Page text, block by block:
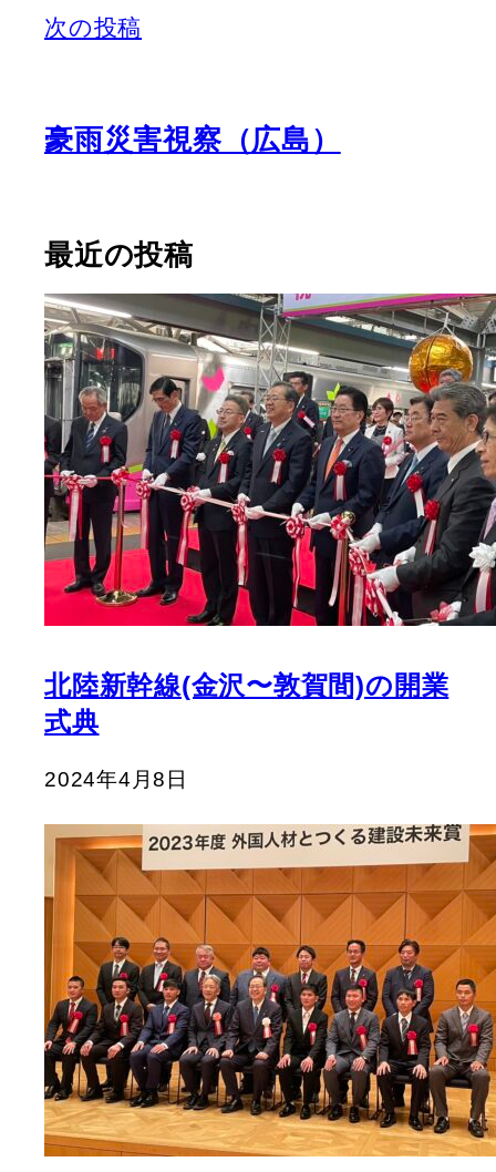
次の投稿
豪雨災害視察（広島）
最近の投稿
北陸新幹線(金沢〜敦賀間)の開業
式典
2024年4月8日